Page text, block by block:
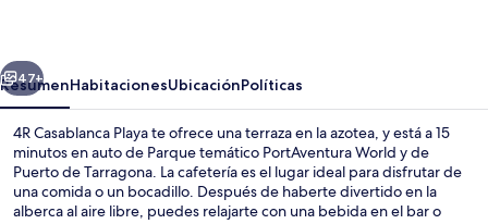
Siguiente
47+
ResumenHabitacionesUbicaciónPolíticas
4R Casablanca Playa te ofrece una terraza en la azotea, y está a 15
minutos en auto de Parque temático PortAventura World y de
Puerto de Tarragona. La cafetería es el lugar ideal para disfrutar de
una comida o un bocadillo. Después de haberte divertido en la
alberca al aire libre, puedes relajarte con una bebida en el bar o